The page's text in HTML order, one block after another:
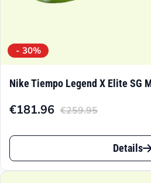
- 30%
Nike Tiempo Legend X Elite SG
€259.95
Ursprünglicher
Preis
€259.95
€181.96
Aktueller
Preis
€181.96.
Dieses
Produkt
Details